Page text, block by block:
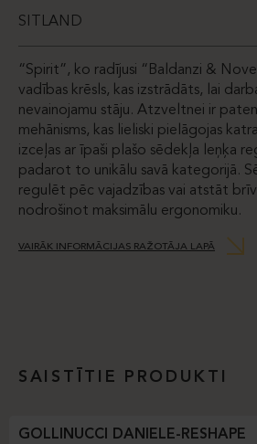
SITLAND
“Spirit”, ko radījusi “Baldanzi &
vadības krēsls, kas izstrādāts, lai
nevainojamu stāju. Atzveltnei ir
mehānisms, kas lieliski pielāgojas
izceļas ar īpaši plašo sēdekļa leņķa
padarot to unikālu savā kategorijā.
regulēt pēc vajadzības vai atstāt
nodrošinot maksimālu ergonomiku.
VAIRĀK INFORMĀCIJAS RAŽOTĀJA LAPĀ
SAISTĪTIE PRODUKTI
GOLLINUCCI DANIELE-RESHAPE